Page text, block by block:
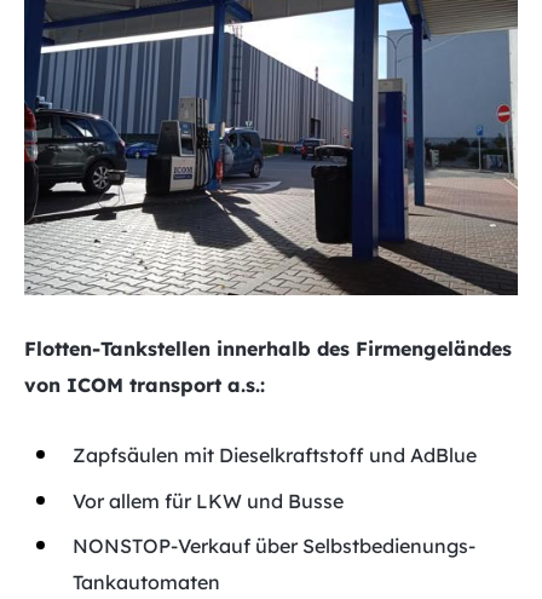
Flotten-Tankstellen innerhalb des Firmengeländes
von ICOM transport a.s.:
Zapfsäulen mit Dieselkraftstoff und AdBlue
Vor allem für LKW und Busse
NONSTOP-Verkauf über Selbstbedienungs-
Tankautomaten